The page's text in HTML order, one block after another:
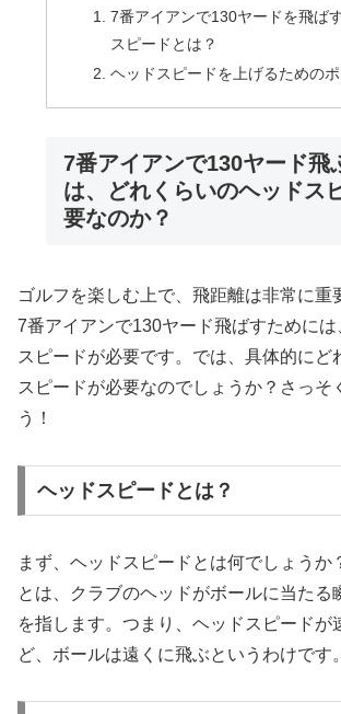
7番アイアンで130ヤードを飛ば
スピードとは？
ヘッドスピードを上げるためのポ
7番アイアンで130ヤード飛
は、どれくらいのヘッドス
要なのか？
ゴルフを楽しむ上で、飛距離は非常に重
7番アイアンで130ヤード飛ばすためには
スピードが必要です。では、具体的にど
スピードが必要なのでしょうか？さっそ
う！
ヘッドスピードとは？
まず、ヘッドスピードとは何でしょうか
とは、クラブのヘッドがボールに当たる
を指します。つまり、ヘッドスピードが
ど、ボールは遠くに飛ぶというわけです。